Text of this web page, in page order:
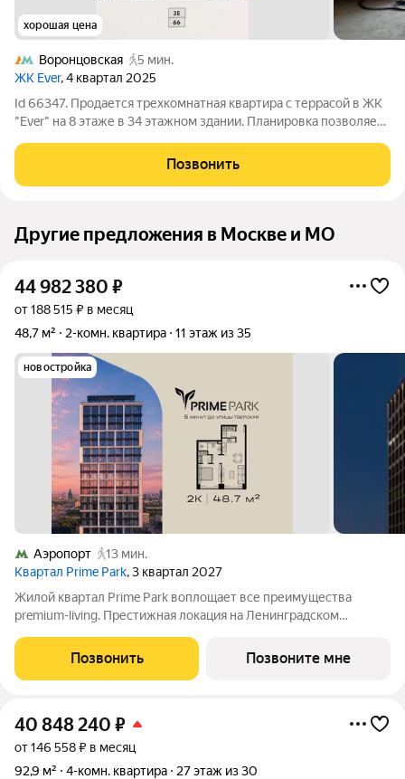
хорошая цена
Воронцовская
5 мин.
ЖК Ever, 4 квартал 2025
Id 66347. Продается трехкомнатная квартира с террасой в ЖК
"Ever" на 8 этаже в 34 этажном здании. Планировка позволяет
спальных комнаты, два санузла и гардеробную. ЖК EVER это
современный жилой
Позвонить
Другие предложения в Москве и МО
44 982 380 ₽
от 188 515 ₽ в месяц
48,7 м²
2-комн. квартира 11 этаж из 35
новостройка
Аэропорт
13 мин.
Квартал Prime Park, 3 квартал 2027
Жилой квартал Prime Park воплощает все преимущества
premium-living. Престижная локация на Ленинградском
и Белой площади, - 20 мин. до аэропорта «Шереметьево» или
«Москва-Сити», - 4 парка
Позвонить Позвоните мне
40 848 240 ₽
от 146 558 ₽ в месяц
92,9 м²
4-комн. квартира 27 этаж из 30